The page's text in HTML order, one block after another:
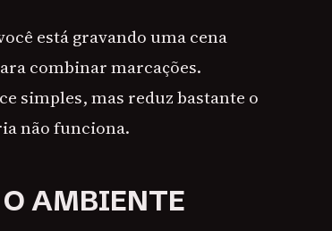
está gravando uma cena
combinar marcações.
simples, mas reduz bastante o
não funciona.
AMBIENTE